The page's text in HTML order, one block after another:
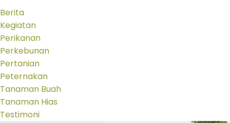
Berita
Kegiatan
Perikanan
Perkebunan
Pertanian
Peternakan
Tanaman Buah
Tanaman Hias
Testimoni